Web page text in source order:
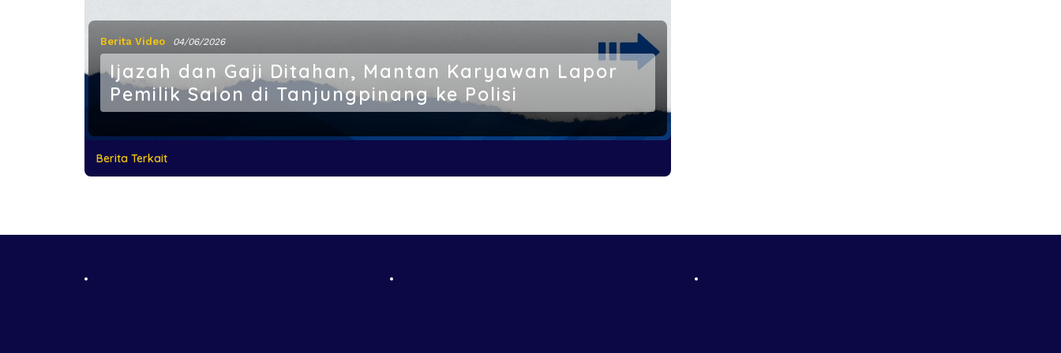
Berita Video 04/06/2026
Ijazah dan Gaji Ditahan, Mantan Karyawan Lapor
Pemilik Salon di Tanjungpinang ke Polisi
Berita Terkait